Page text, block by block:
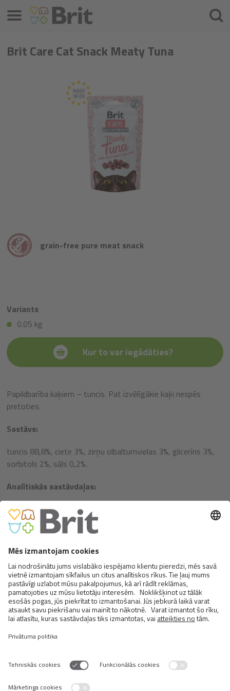
Brit Care Cat Snack Meaty Tuna
grain-free pure meat snack
Variants
0.05 kg
Kur to var iegādāties?
Papildbarība kaķiem – tuncis. Pat izvēlīgākie kaķi nespēs
pretoties.
Sastāvs:
tuncis 88,8%, ciete 3%, zirņu olbaltumvielas 3%, glicerīns 3%,
sorbitols 2%, sāls 0,2%.
Analītiskās sastāvdaļas:
kopproteīns 23%, tauki 5%, mitrums 23%, koppelni 4%,
kopšķiedra 0,2%.
3050 kcal/kg
Vislabāk pasniegt no saujas kā apbalvojumu vai kārumu, kad
kopā ar savu mīluli relaksēti baudāt dienu.
Izvēlne